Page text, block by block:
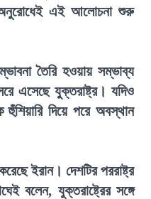
এই আলোচনা শুরু
তৈরি হওয়ায় সম্ভাব্য
এসেছে যুক্তরাষ্ট্র। যদিও
দিয়ে পরে অবস্থান
ইরান। দেশটির পররাষ্ট্র
বলেন, যুক্তরাষ্ট্রের সঙ্গে